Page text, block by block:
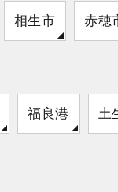
相生市 赤穂
福良港 土